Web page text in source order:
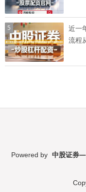
5
近一
流程
Powered by 中股证券—